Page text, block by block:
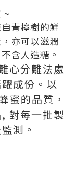
~
青檸樹的鮮
亦可以滋潤
含人造糖。
心分離法處
成份。以
蜜的品質，
對每一批製
測。